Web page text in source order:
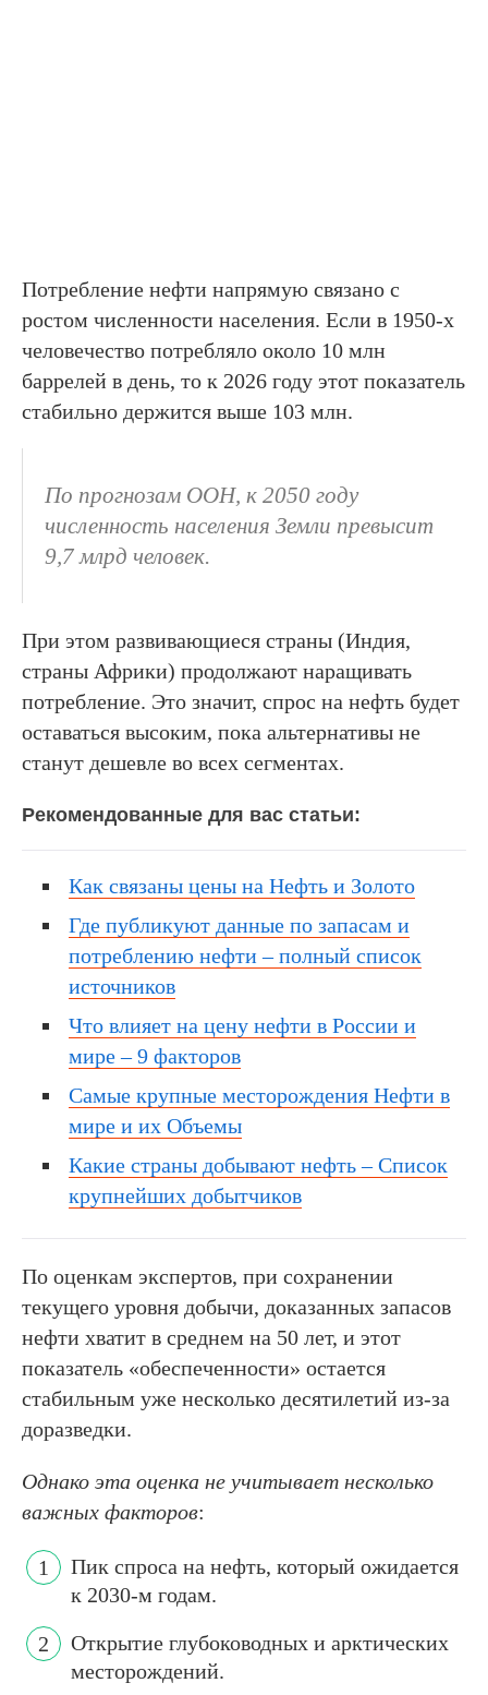
Потребление нефти напрямую связано с
ростом численности населения. Если в 1950-х
человечество потребляло около 10 млн
баррелей в день, то к 2026 году этот показатель
стабильно держится выше 103 млн.
По прогнозам ООН, к 2050 году
численность населения Земли превысит
9,7 млрд человек.
При этом развивающиеся страны (Индия,
страны Африки) продолжают наращивать
потребление. Это значит, спрос на нефть будет
оставаться высоким, пока альтернативы не
станут дешевле во всех сегментах.
Рекомендованные для вас статьи:
Как связаны цены на Нефть и Золото
Где публикуют данные по запасам и
потреблению нефти – полный список
источников
Что влияет на цену нефти в России и
мире – 9 факторов
Самые крупные месторождения Нефти в
мире и их Объемы
Какие страны добывают нефть – Список
крупнейших добытчиков
По оценкам экспертов, при сохранении
текущего уровня добычи, доказанных запасов
нефти хватит в среднем на 50 лет, и этот
показатель «обеспеченности» остается
стабильным уже несколько десятилетий из-за
доразведки.
Однако эта оценка не учитывает несколько
важных факторов:
Пик спроса на нефть, который ожидается
к 2030-м годам.
Открытие глубоководных и арктических
месторождений.